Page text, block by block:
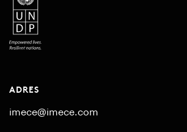
ADRES
imece@imece.com